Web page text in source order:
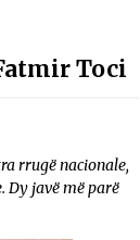
Toci
rrugë nacionale,
Dy javë më parë